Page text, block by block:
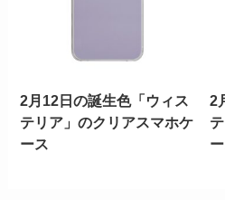
2月12日の誕生色「ウィス
テリア」のクリアスマホケ
ース
2